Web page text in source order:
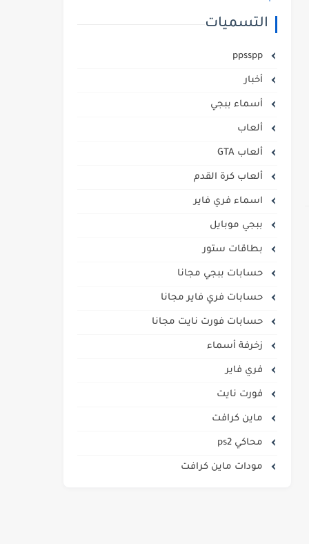
التسميات
ppsspp
أخبار
أسماء ببجي
ألعاب
ألعاب GTA
ألعاب كرة القدم
اسماء فري فاير
ببجي موبايل
بطاقات ستور
حسابات ببجي مجانا
حسابات فري فاير مجانا
حسابات فورت نايت مجانا
زخرفة أسماء
فري فاير
فورت نايت
ماين كرافت
محاكي ps2
مودات ماين كرافت